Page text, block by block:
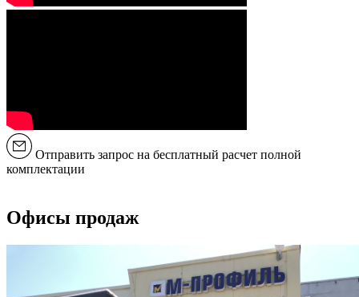
Отправить запрос на бесплатный расчет полной
комплектации
Офисы продаж